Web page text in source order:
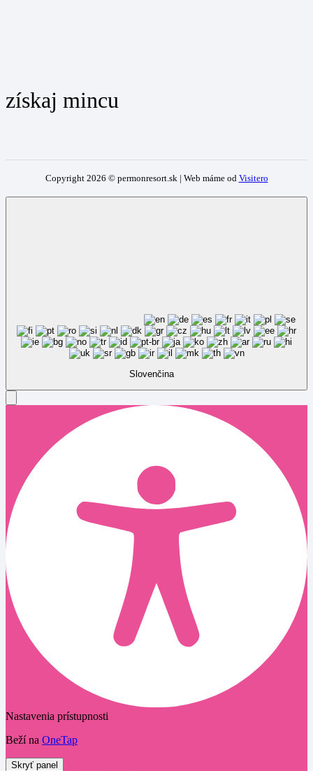
získaj mincu
Copyright 2026 © permonresort.sk | Web máme od Visitero
Slovenčina
Nastavenia prístupnosti
Beží na OneTap
Skryť panel